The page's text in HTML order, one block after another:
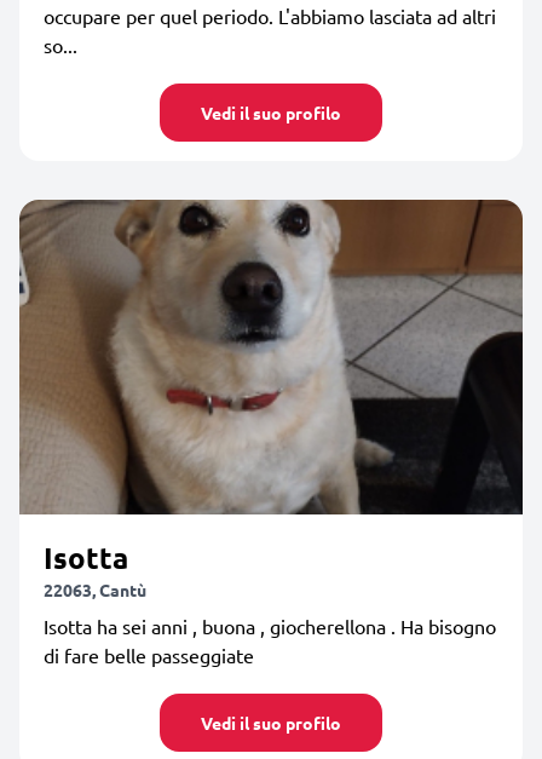
occupare per quel periodo. L'abbiamo lasciata ad altri
so...
Vedi il suo profilo
Isotta
22063, Cantù
Isotta ha sei anni , buona , giocherellona . Ha bisogno
di fare belle passeggiate
Vedi il suo profilo